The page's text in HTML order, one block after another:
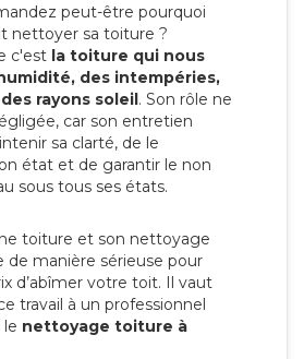
peut-être pourquoi
nettoyer sa toiture ?
c'est la toiture qui nous
des intempéries,
rayons soleil. Son rôle ne
car son entretien
sa clarté, de le
état et de garantir le non
sous tous ses états.
toiture et son nettoyage
de manière sérieuse pour
d’abîmer votre toit. Il vaut
travail à un professionnel
le nettoyage toiture à